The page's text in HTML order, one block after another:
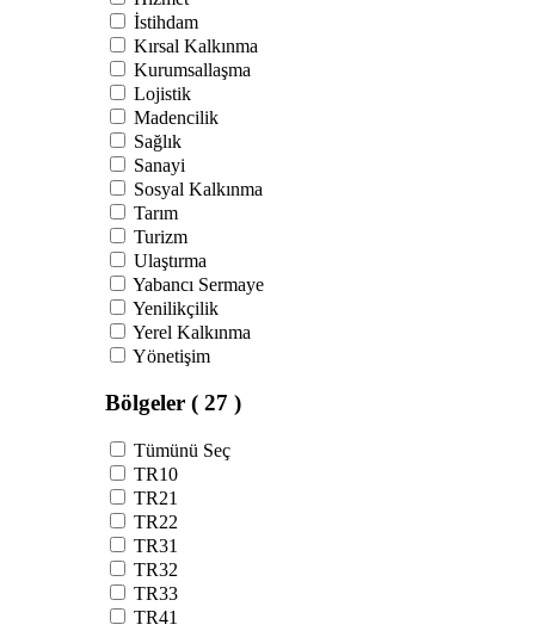
İstihdam
Kırsal Kalkınma
Kurumsallaşma
Lojistik
Madencilik
Sağlık
Sanayi
Sosyal Kalkınma
Tarım
Turizm
Ulaştırma
Yabancı Sermaye
Yenilikçilik
Yerel Kalkınma
Yönetişim
Bölgeler ( 27 )
Tümünü Seç
TR10
TR21
TR22
TR31
TR32
TR33
TR41